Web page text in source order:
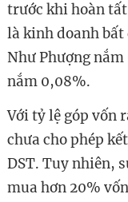
trước khi hoàn tất
là kinh doanh bất
Như Phượng
nắm 0,08%.
Với tỷ lệ góp vốn
chưa cho phép
DST. Tuy nhiên,
mua hơn 20%